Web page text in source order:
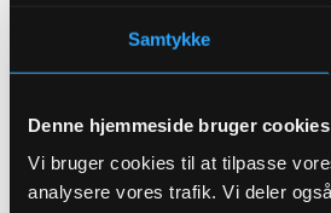
Samtykke
Denne hjemmeside bruger cookies
Vi bruger cookies til at tilpasse
analysere vores trafik. Vi deler